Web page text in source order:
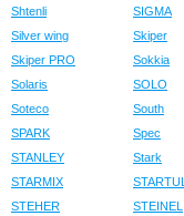
Shtenli
SIGMA
Silver wing
Skiper
Skiper PRO
Sokkia
Solaris
SOLO
Soteco
South
SPARK
Spec
STANLEY
Stark
STARMIX
STARTUL
STEHER
STEINEL